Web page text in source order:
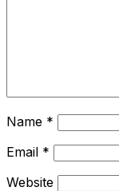
Name *
Email *
Website